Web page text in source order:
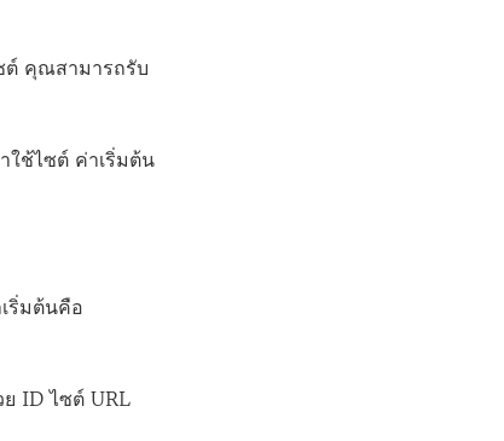
ต์ คุณสามารถรับ
ช้ไซต์ ค่าเริ่มต้น
ริ่มต้นคือ
ID ไซต์ URL